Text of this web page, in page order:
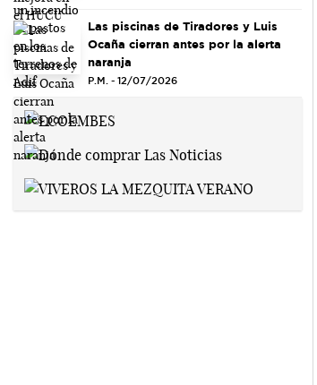
Las piscinas de Tiradores y Luis
Ocaña cierran antes por la alerta
naranja
P.M. - 12/07/2026